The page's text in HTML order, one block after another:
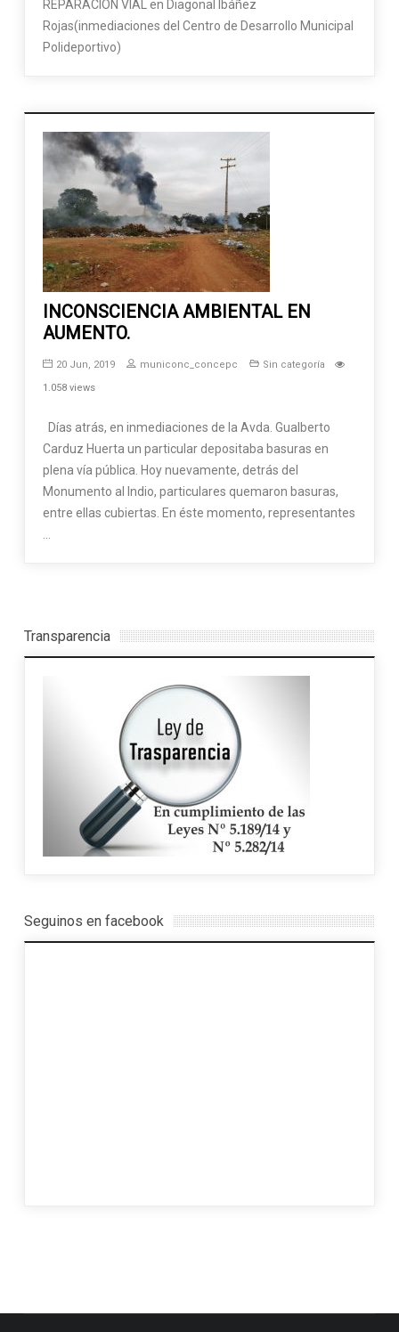
REPARACIÓN VIAL en Diagonal Ibáñez
Rojas(inmediaciones del Centro de Desarrollo Municipal
Polideportivo)
INCONSCIENCIA AMBIENTAL EN
AUMENTO.
20 Jun, 2019 municonc_concepc
Sin categoría
1.058 views
Días atrás, en inmediaciones de la Avda. Gualberto
Carduz Huerta un particular depositaba basuras en
plena vía pública. Hoy nuevamente, detrás del
Monumento al Indio, particulares quemaron basuras,
entre ellas cubiertas. En éste momento, representantes
Transparencia
Seguinos en facebook